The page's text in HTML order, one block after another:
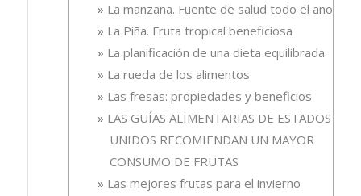
La manzana. Fuente de salud todo el año
La Piña. Fruta tropical beneficiosa
La planificación de una dieta equilibrada
La rueda de los alimentos
Las fresas: propiedades y beneficios
LAS GUÍAS ALIMENTARIAS DE ESTADOS
UNIDOS RECOMIENDAN UN MAYOR
CONSUMO DE FRUTAS
Las mejores frutas para el invierno